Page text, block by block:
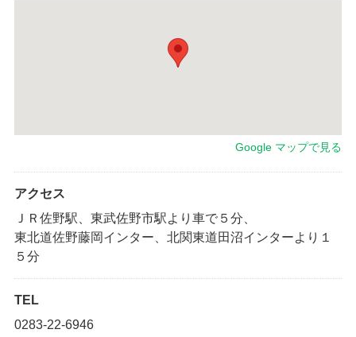
Google マップで見る
アクセス
ＪＲ佐野駅、東武佐野市駅より車で５分、
東北道佐野藤岡インター、北関東道田沼インターより１
５分
TEL
0283-22-6946